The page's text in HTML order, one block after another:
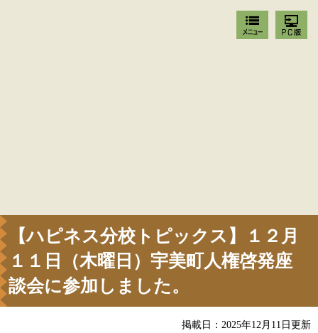
【ハピネス分校トピックス】１２月
１１日（木曜日）宇美町人権啓発座
談会に参加しました。
掲載日：2025年12月11日更新